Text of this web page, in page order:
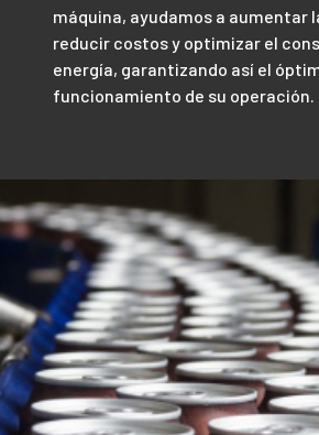
máquina, ayudamos a aumentar
reducir costos y optimizar el
energía, garantizando así el
funcionamiento de su operación.